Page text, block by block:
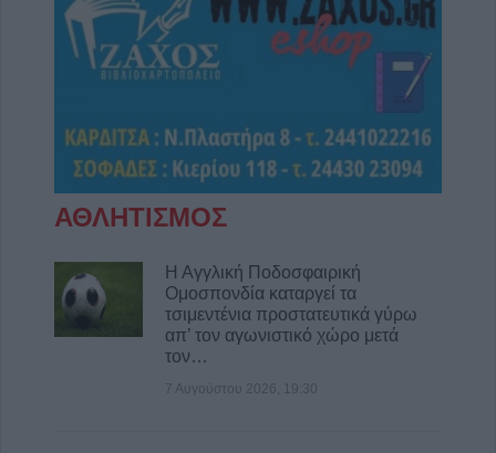
Την Κυριακή 9 Αυγούστου η κηδεία της
Θωμαΐτσας Τσιούκα
8 Αυγούστου 2026, 17:42
ανασύρθηκε από την θάλασσα 43χρονος
8 Αυγούστου 2026, 17:14
Σε αναζήτηση λύσης για το χρόνιο
πρόβλημα των ανεπιτήρητων βοοειδών σε
8 Αυγούστου 2026, 14:49
Ακυρώθηκε απόφαση του Περιφερειάρχη
Θεσσαλίας Δημ. Κουρέτα για το θαλάσσιο
σκι στη λίμνη Σμοκόβου
8 Αυγούστου 2026, 13:44
ΑΘΛΗΤΙΣΜΟΣ
Η Αγγλική Ποδοσφαιρική
Ομοσπονδία καταργεί τα
τσιμεντένια προστατευτικά γύρω
απ’ τον αγωνιστικό χώρο μετά
τον…
7 Αυγούστου 2026, 19:30